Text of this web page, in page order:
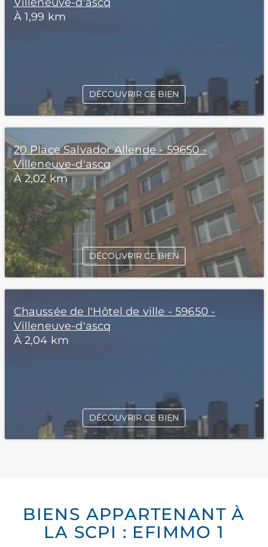
À 1,99 km
DÉCOUVRIR CE BIEN
20 Place Salvador Allende - 59650 -
Villeneuve-d'ascq
À 2,02 km
DÉCOUVRIR CE BIEN
Chaussée de l'Hôtel de ville - 59650 -
Villeneuve-d'ascq
À 2,04 km
DÉCOUVRIR CE BIEN
BIENS APPARTENANT À
LA SCPI : EFIMMO 1